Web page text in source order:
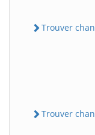
Trouver
Trouver